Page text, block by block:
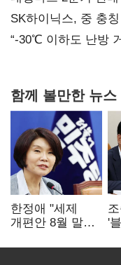
SK하이닉스, 중 충
없어”
“-30℃ 이하도 난방
함께 볼만한 뉴스
한정애 "세제
개편안 8월 말
공급도 논의"
'